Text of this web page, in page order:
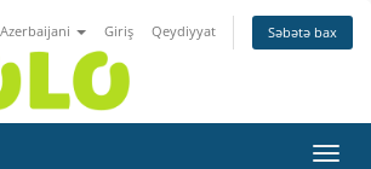
Azerbaijani Giriş Qeydiyyat Səbətə bax